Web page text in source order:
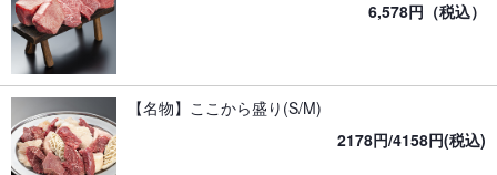
6,578円（税込）
【名物】ここから盛り(S/M)
2178円/4158円(税込)